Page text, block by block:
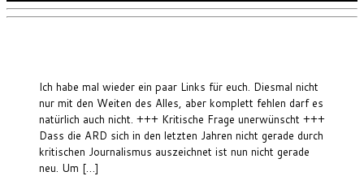
Ich habe mal wieder ein paar Links für euch. Diesmal nicht
nur mit den Weiten des Alles, aber komplett fehlen darf es
natürlich auch nicht. +++ Kritische Frage unerwünscht +++
Dass die ARD sich in den letzten Jahren nicht gerade durch
kritischen Journalismus auszeichnet ist nun nicht gerade
neu. Um […]